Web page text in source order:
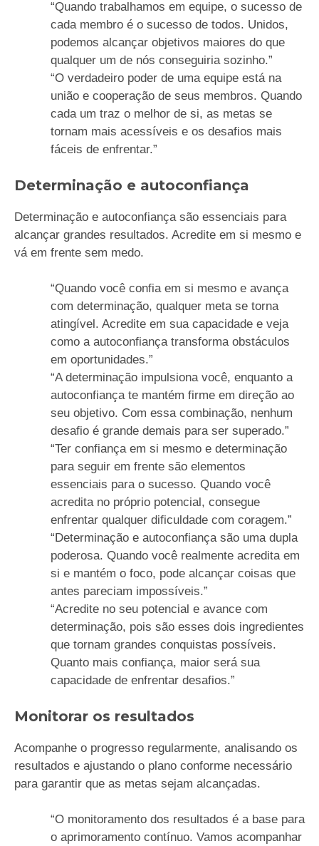
“Quando trabalhamos em equipe, o sucesso de
cada membro é o sucesso de todos. Unidos,
podemos alcançar objetivos maiores do que
qualquer um de nós conseguiria sozinho.”
“O verdadeiro poder de uma equipe está na
união e cooperação de seus membros. Quando
cada um traz o melhor de si, as metas se
tornam mais acessíveis e os desafios mais
fáceis de enfrentar.”
Determinação e autoconfiança
Determinação e autoconfiança são essenciais para
alcançar grandes resultados. Acredite em si mesmo e
vá em frente sem medo.
“Quando você confia em si mesmo e avança
com determinação, qualquer meta se torna
atingível. Acredite em sua capacidade e veja
como a autoconfiança transforma obstáculos
em oportunidades.”
“A determinação impulsiona você, enquanto a
autoconfiança te mantém firme em direção ao
seu objetivo. Com essa combinação, nenhum
desafio é grande demais para ser superado.”
“Ter confiança em si mesmo e determinação
para seguir em frente são elementos
essenciais para o sucesso. Quando você
acredita no próprio potencial, consegue
enfrentar qualquer dificuldade com coragem.”
“Determinação e autoconfiança são uma dupla
poderosa. Quando você realmente acredita em
si e mantém o foco, pode alcançar coisas que
antes pareciam impossíveis.”
“Acredite no seu potencial e avance com
determinação, pois são esses dois ingredientes
que tornam grandes conquistas possíveis.
Quanto mais confiança, maior será sua
capacidade de enfrentar desafios.”
Monitorar os resultados
Acompanhe o progresso regularmente, analisando os
resultados e ajustando o plano conforme necessário
para garantir que as metas sejam alcançadas.
“O monitoramento dos resultados é a base para
o aprimoramento contínuo. Vamos acompanhar